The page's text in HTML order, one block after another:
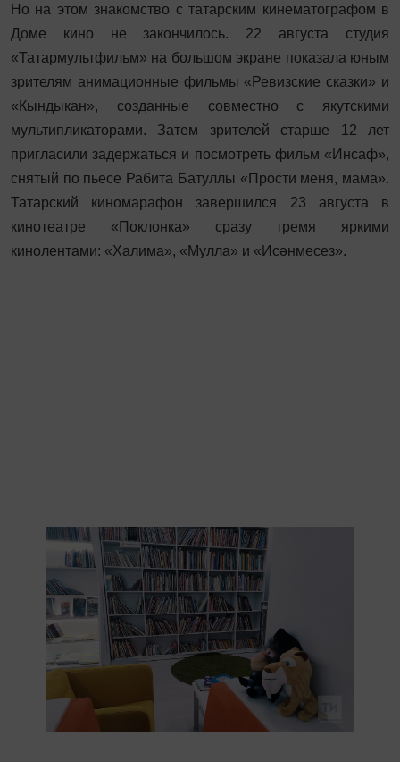
Но на этом знакомство с татарским кинематографом в
Доме кино не закончилось. 22 августа студия
«Татармультфильм» на большом экране показала юным
зрителям анимационные фильмы «Ревизские сказки» и
«Кындыкан», созданные совместно с якутскими
мультипликаторами. Затем зрителей старше 12 лет
пригласили задержаться и посмотреть фильм «Инсаф»,
снятый по пьесе Рабита Батуллы «Прости меня, мама».
Татарский киномарафон завершился 23 августа в
кинотеатре «Поклонка» сразу тремя яркими
кинолентами: «Халима», «Мулла» и «Исәнмесез».